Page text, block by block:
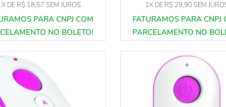
DE R$ 18,57 SEM JUROS 1XDE R$ 29,90 SEM